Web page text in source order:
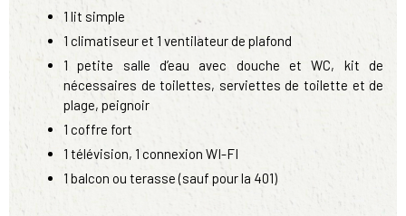
1 lit simple
1 climatiseur et 1 ventilateur de plafond
1 petite salle d’eau avec douche et WC, kit de
nécessaires de toilettes, serviettes de toilette et de
plage, peignoir
1 coffre fort
1 télévision, 1 connexion WI-FI
1 balcon ou terasse (sauf pour la 401)